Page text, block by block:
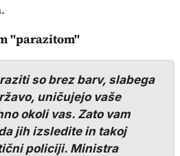
"parazitom"
so brez barv, slabega
uničujejo vaše
okoli vas. Zato vam
jih izsledite in takoj
policiji. Ministra